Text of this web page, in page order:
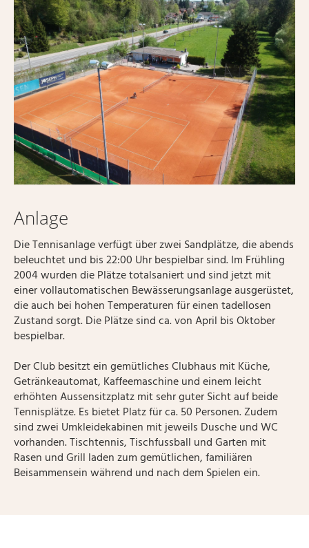
Anlage
Die Tennisanlage verfügt über zwei Sandplätze, die abends
beleuchtet und bis 22:00 Uhr bespielbar sind. Im Frühling
2004 wurden die Plätze totalsaniert und sind jetzt mit
einer vollautomatischen Bewässerungsanlage ausgerüstet,
die auch bei hohen Temperaturen für einen tadellosen
Zustand sorgt. Die Plätze sind ca. von April bis Oktober
bespielbar.
Der Club besitzt ein gemütliches Clubhaus mit Küche,
Getränkeautomat, Kaffeemaschine und einem leicht
erhöhten Aussensitzplatz mit sehr guter Sicht auf beide
Tennisplätze. Es bietet Platz für ca. 50 Personen. Zudem
sind zwei Umkleidekabinen mit jeweils Dusche und WC
vorhanden. Tischtennis, Tischfussball und Garten mit
Rasen und Grill laden zum gemütlichen, familiären
Beisammensein während und nach dem Spielen ein.